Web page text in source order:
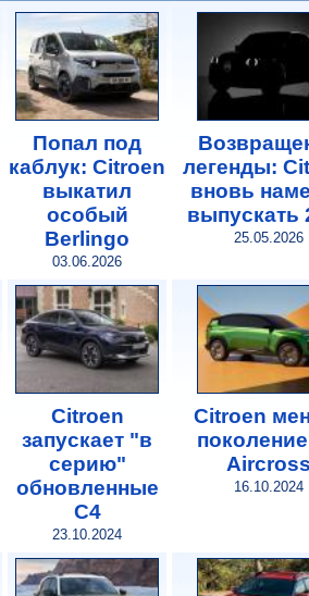
Попал под
каблук: Citroen
выкатил
особый
Berlingo
03.06.2026
легенды:
вновь
выпускать
25.05.2026
Citroen
запускает "в
серию"
обновленные
C4
23.10.2024
Citroen
16.10.2024